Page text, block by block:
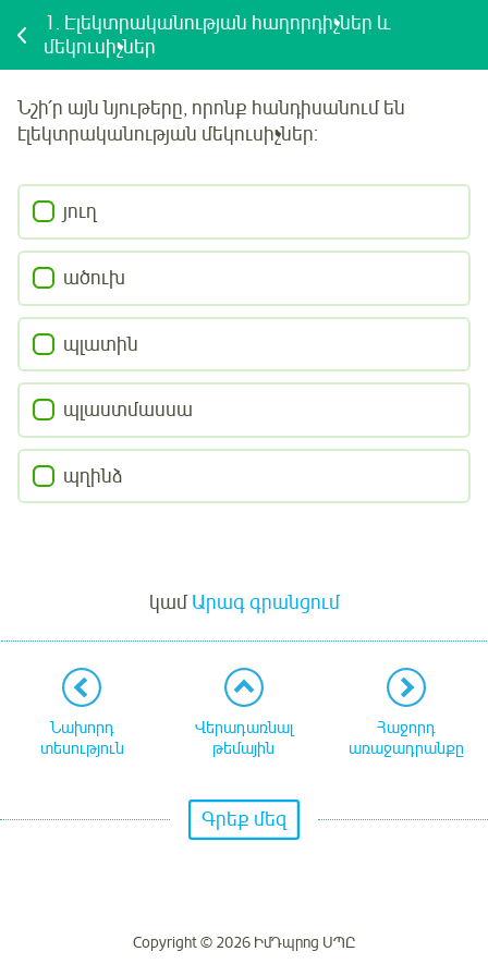
1. Էլեկտրականության հաղորդիչներ և
մեկուսիչներ
Նշի՛ր այն նյութերը, որոնք հանդիսանում են
էլեկտրականության մեկուսիչներ:
յուղ
ածուխ
պլատին
պլաստմասսա
պղինձ
կամԱրագ գրանցում
Նախորդ
տեսություն
Վերադառնալ
թեմային
Հաջորդ
առաջադրանքը
Գրեք մեզ
Copyright © 2026 ԻմԴպրոց ՍՊԸ